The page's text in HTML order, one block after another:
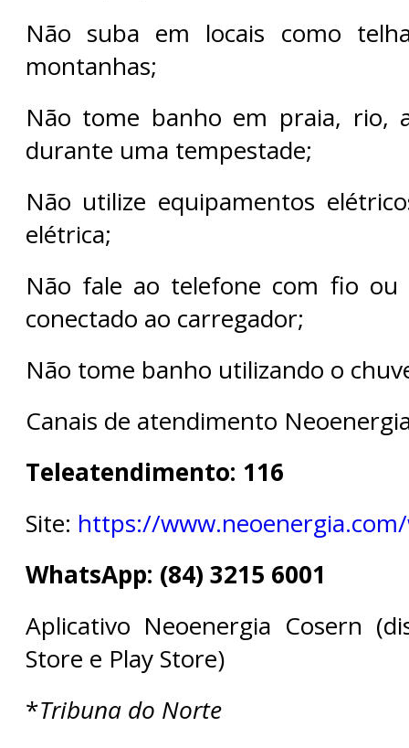
Não suba em locais como
montanhas;
Não tome banho em praia, rio,
durante uma tempestade;
Não utilize equipamentos
elétrica;
Não fale ao telefone com fio ou
conectado ao carregador;
Não tome banho utilizando o
Canais de atendimento
Teleatendimento: 116
Site: https://
WhatsApp: (84) 3215 6001
Aplicativo Neoenergia Cosern
Store e Play Store)
*Tribuna do Norte